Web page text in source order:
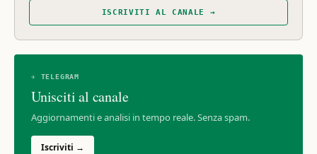
ISCRIVITI AL CANALE →
✈ TELEGRAM
Unisciti al canale
Aggiornamenti e analisi in tempo reale. Senza spam.
Iscriviti →